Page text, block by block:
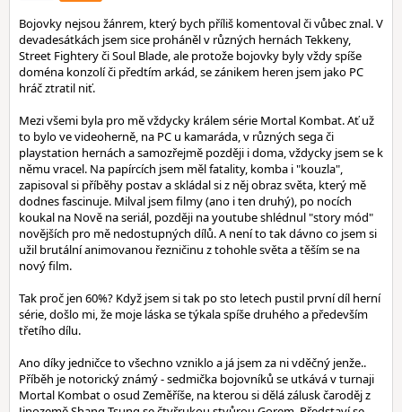
Bojovky nejsou žánrem, který bych příliš komentoval či vůbec znal. V
devadesátkách jsem sice proháněl v různých hernách Tekkeny,
Street Fightery či Soul Blade, ale protože bojovky byly vždy spíše
doména konzolí či předtím arkád, se zánikem heren jsem jako PC
hráč ztratil niť.
Mezi všemi byla pro mě vždycky králem série Mortal Kombat. Ať už
to bylo ve videoherně, na PC u kamaráda, v různých sega či
playstation hernách a samozřejmě později i doma, vždycky jsem se k
němu vracel. Na papírcích jsem měl fatality, komba i "kouzla",
zapisoval si příběhy postav a skládal si z něj obraz světa, který mě
dodnes fascinuje. Milval jsem filmy (ano i ten druhý), po nocích
koukal na Nově na seriál, později na youtube shlédnul "story mód"
novějších pro mě nedostupných dílů. A není to tak dávno co jsem si
užil brutální animovanou řezničinu z tohohle světa a těším se na
nový film.
Tak proč jen 60%? Když jsem si tak po sto letech pustil první díl herní
série, došlo mi, že moje láska se týkala spíše druhého a především
třetího dílu.
Ano díky jedničce to všechno vzniklo a já jsem za ni vděčný jenže..
Příběh je notorický známý - sedmička bojovníků se utkává v turnaji
Mortal Kombat o osud Zeměříše, na kterou si dělá zálusk čaroděj z